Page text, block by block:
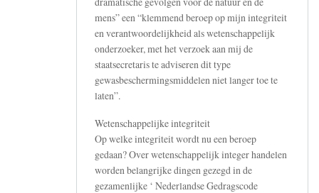
mens” een “klemmend beroep op mijn integriteit
en verantwoordelijkheid als wetenschappelijk
onderzoeker, met het verzoek aan mij de
staatsecretaris te adviseren dit type
gewasbeschermingsmiddelen niet langer toe te
laten”.
Wetenschappelijke integriteit
Op welke integriteit wordt nu een beroep
gedaan? Over wetenschappelijk integer handelen
worden belangrijke dingen gezegd in de
gezamenlijke ‘ Nederlandse Gedragscode